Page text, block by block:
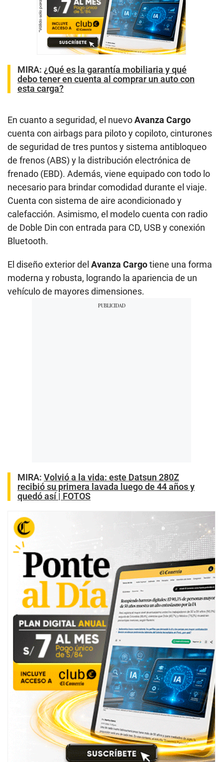
MIRA: ¿Qué es la garantía mobiliaria y qué
debo tener en cuenta al comprar un auto con
esta carga?
En cuanto a seguridad, el nuevoAvanza Cargo
cuenta con airbags para piloto y copiloto, cinturones
de seguridad de tres puntos y sistema antibloqueo
de frenos (ABS) y la distribución electrónica de
frenado (EBD). Además, viene equipado con todo lo
necesario para brindar comodidad durante el viaje.
Cuenta con sistema de aire acondicionado y
calefacción. Asimismo, el modelo cuenta con radio
de Doble Din con entrada para CD, USB y conexión
Bluetooth.
El diseño exterior del Avanza Cargotiene una forma
moderna y robusta, logrando la apariencia de un
vehículo de mayores dimensiones.
MIRA: Volvió a la vida: este Datsun 280Z
recibió su primera lavada luego de 44 años y
quedó así | FOTOS